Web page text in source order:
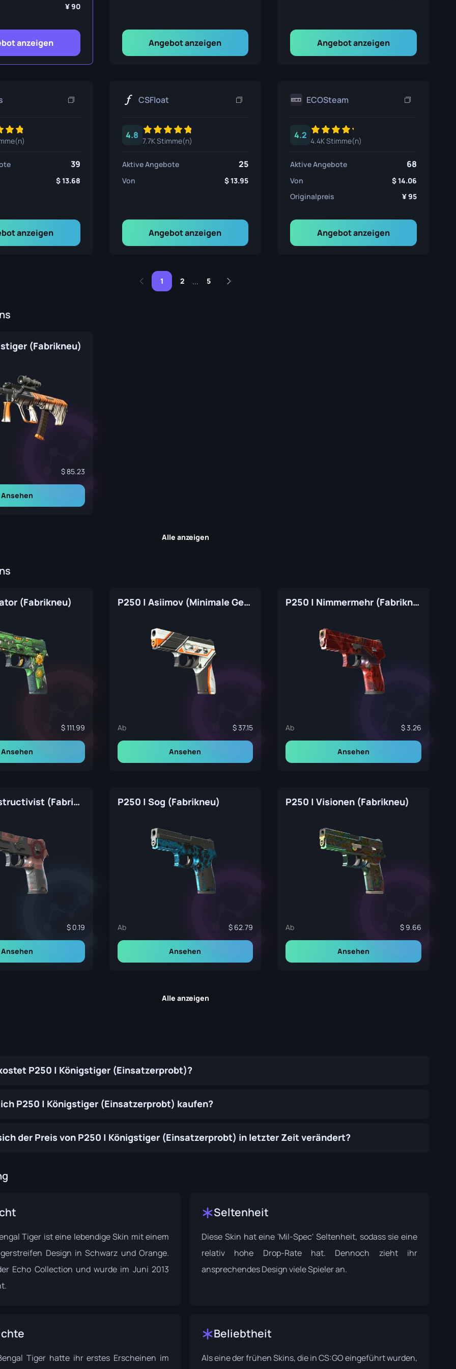
90
anzeigen Angebot anzeigen Angebot anzeigen
39
13.68
anzeigen
CSFloat
4.8
7.7K Stimme(n)
Aktive Angebote 25
Von 13.95
Angebot anzeigen
ECOSteam
4.2
4.4K Stimme(n)
Aktive Angebote 68
Von
14.06
Originalpreis
95
Angebot anzeigen
1 2 ... 5
(Fabrikneu)
85.23
Ansehen
Alle anzeigen
(Fabrikneu)
111.99
Ansehen
P250 | Asiimov (Minimale Gebrauchsspuren)
Ab 37.15
Ansehen
P250 | Nimmermehr (Fabrikneu)
Ab 3.26
Ansehen
P250 | Constructivist (Fabrikneu)
0.19
Ansehen
P250 | Sog (Fabrikneu)
Ab 62.79
Ansehen
P250 | Visionen (Fabrikneu)
Ab 9.66
Ansehen
Alle anzeigen
P250 | Königstiger (Einsatzerprobt)?
P250 | Königstiger (Einsatzerprobt) kaufen?
der Preis von P250 | Königstiger (Einsatzerprobt) in letzter Zeit verändert?
Tiger ist eine lebendige Skin mit einem
Design in Schwarz und Orange.
Echo Collection und wurde im Juni 2013
Seltenheit
Diese Skin hat eine 'Mil-Spec' Seltenheit, sodass sie eine
relativ hohe Drop-Rate hat. Dennoch zieht ihr
ansprechendes Design viele Spieler an.
Tiger hatte ihr erstes Erscheinen im
Beliebtheit
Als eine der frühen Skins, die in CS:GO eingeführt wurden,